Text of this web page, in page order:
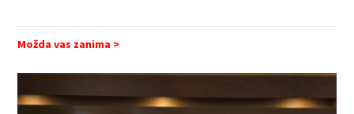
Možda vas zanima >